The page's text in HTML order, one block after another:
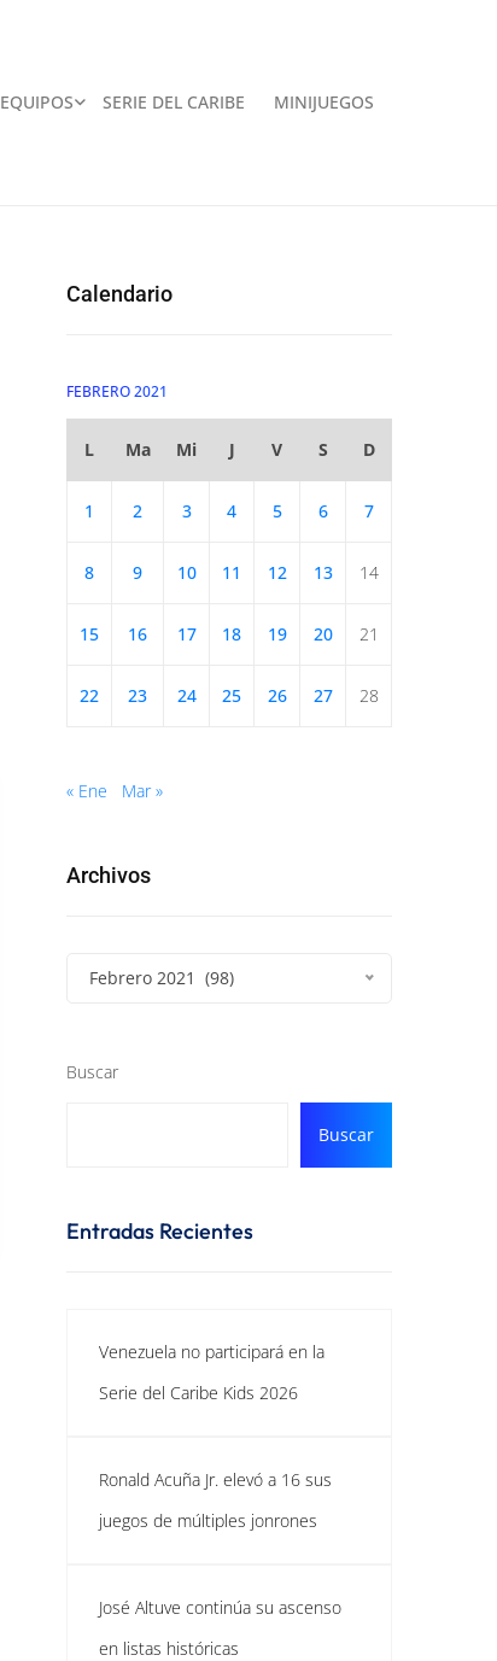
EQUIPOS SERIE DEL CARIBE MINIJUEGOS
Calendario
FEBRERO 2021
L Ma Mi J V S D
1 2 3 4 5 6 7
8 9 10 11 12 13 14
15 16 17 18 19 20 21
22 23 24 25 26 27 28
« Ene Mar »
Archivos
Febrero 2021 (98)
Buscar
Buscar
Entradas Recientes
Venezuela no participará en la
Serie del Caribe Kids 2026
Ronald Acuña Jr. elevó a 16 sus
juegos de múltiples jonrones
José Altuve continúa su ascenso
en listas históricas